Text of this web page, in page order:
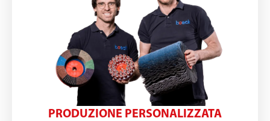
PRODUZIONE PERSONALIZZATA